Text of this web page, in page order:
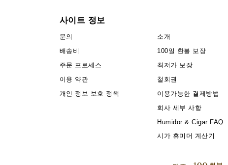
사이트 정보
문의
배송비
주문 프로세스
이용 약관
개인 정보 보호 정책
소개
100일 환불 보장
최저가 보장
철회권
이용가능한 결제방법
회사 세부 사항
Humidor & Cigar FAQ
시가 휴미더 계산기